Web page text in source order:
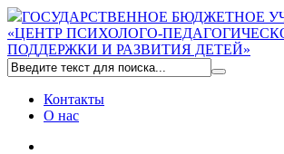
ГОСУДАРСТВЕННОЕ БЮДЖЕТНОЕ
«ЦЕНТР ПСИХОЛОГО-
ПОДДЕРЖКИ И РАЗВИТИЯ ДЕТЕЙ»
Контакты
О нас